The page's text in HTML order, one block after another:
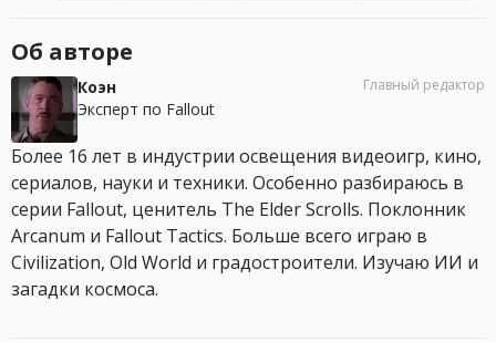
Об авторе
Коэн
Эксперт по Fallout
Главный редактор
Более 16 лет в индустрии освещения видеоигр, кино,
сериалов, науки и техники. Особенно разбираюсь в
серии Fallout, ценитель The Elder Scrolls. Поклонник
Arcanum и Fallout Tactics. Больше всего играю в
Civilization, Old World и градостроители. Изучаю ИИ и
загадки космоса.